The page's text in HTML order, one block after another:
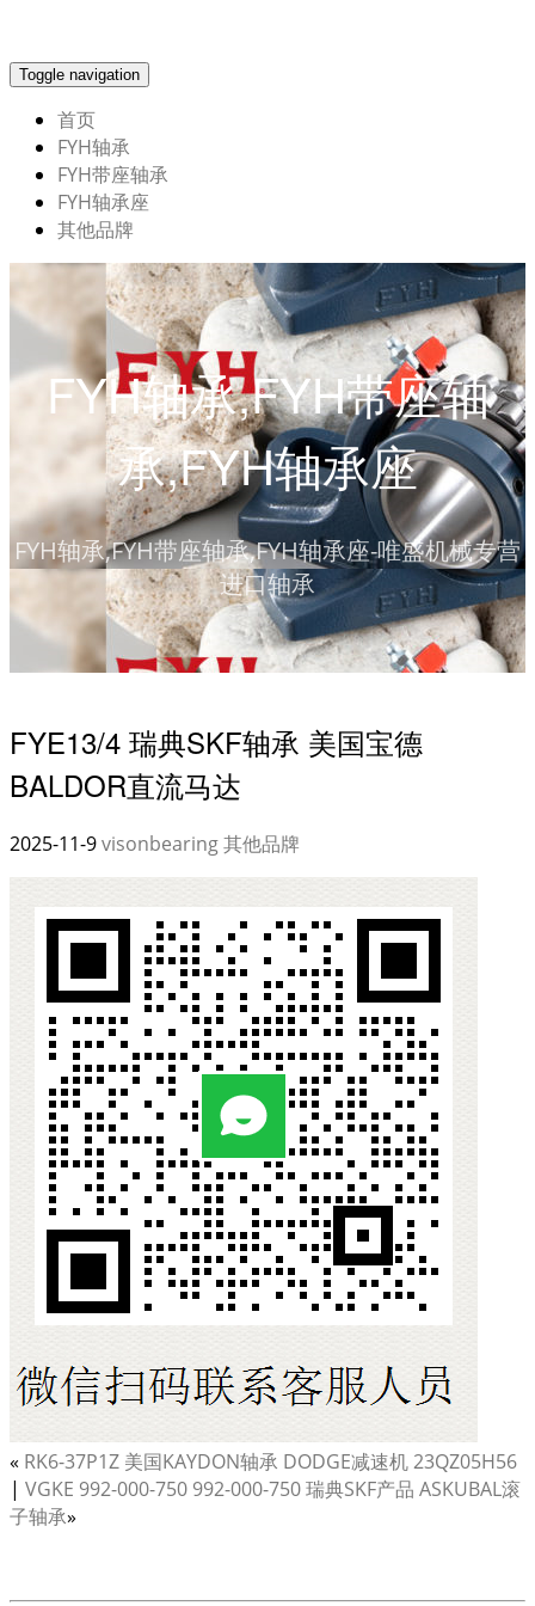
Toggle navigation
首页
FYH轴承
FYH带座轴承
FYH轴承座
其他品牌
FYH轴承,FYH带座轴
承,FYH轴承座
FYH轴承,FYH带座轴承,FYH轴承座-唯盛机械专营
进口轴承
FYE13/4 瑞典SKF轴承 美国宝德
BALDOR直流马达
2025-11-9visonbearing其他品牌
« RK6-37P1Z 美国KAYDON轴承 DODGE减速机 23QZ05H56
| VGKE 992-000-750 992-000-750 瑞典SKF产品 ASKUBAL滚
子轴承»